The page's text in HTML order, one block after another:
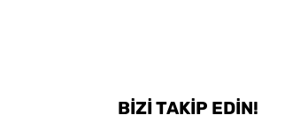
BİZİ TAKİP EDİN!